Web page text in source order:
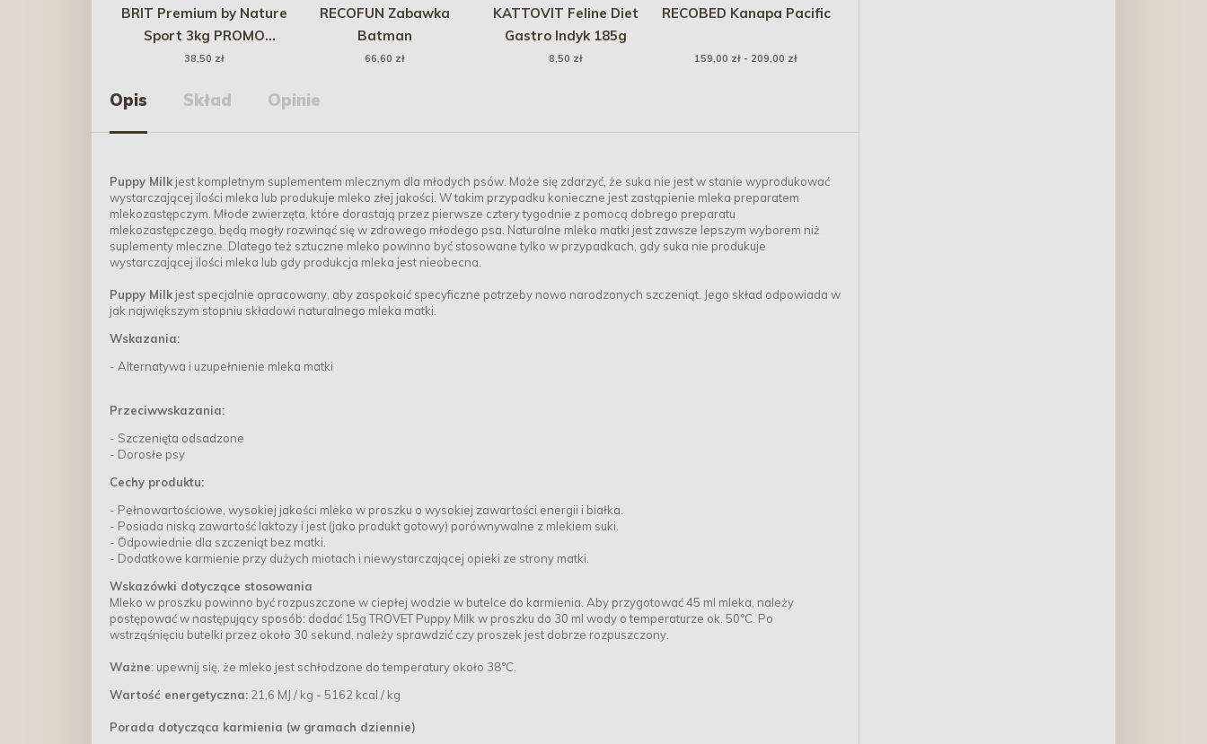
BRIT Premium by Nature
Sport 3kg PROMO
Uszkodzenie ubytek
38,50 zł
RECOFUN Zabawka
Batman
66,60 zł
KATTOVIT Feline Diet
Gastro Indyk 185g
8,50 zł
RECOBED Kanapa Pacific
159,00 zł - 209,00 zł
Opis Skład Opinie
Puppy Milk jest kompletnym suplementem mlecznym dla młodych psów. Może się zdarzyć, że suka nie jest w stanie wyprodukować
wystarczającej ilości mleka lub produkuje mleko złej jakości. W takim przypadku konieczne jest zastąpienie mleka preparatem
mlekozastępczym. Młode zwierzęta, które dorastają przez pierwsze cztery tygodnie z pomocą dobrego preparatu
mlekozastępczego, będą mogły rozwinąć się w zdrowego młodego psa. Naturalne mleko matki jest zawsze lepszym wyborem niż
suplementy mleczne. Dlatego też sztuczne mleko powinno być stosowane tylko w przypadkach, gdy suka nie produkuje
wystarczającej ilości mleka lub gdy produkcja mleka jest nieobecna.
Puppy Milk jest specjalnie opracowany, aby zaspokoić specyficzne potrzeby nowo narodzonych szczeniąt. Jego skład odpowiada w
jak największym stopniu składowi naturalnego mleka matki.
Wskazania:
- Alternatywa i uzupełnienie mleka matki
Przeciwwskazania:
- Szczenięta odsadzone
- Dorosłe psy
Cechy produktu:
- Pełnowartościowe, wysokiej jakości mleko w proszku o wysokiej zawartości energii i białka.
- Posiada niską zawartość laktozy i jest (jako produkt gotowy) porównywalne z mlekiem suki.
- Odpowiednie dla szczeniąt bez matki.
- Dodatkowe karmienie przy dużych miotach i niewystarczającej opieki ze strony matki.
Wskazówki dotyczące stosowania
Mleko w proszku powinno być rozpuszczone w ciepłej wodzie w butelce do karmienia. Aby przygotować 45 ml mleka, należy
postępować w następujący sposób: dodać 15g TROVET Puppy Milk w proszku do 30 ml wody o temperaturze ok. 50°C. Po
wstrząśnięciu butelki przez około 30 sekund, należy sprawdzić czy proszek jest dobrze rozpuszczony.
Ważne: upewnij się, że mleko jest schłodzone do temperatury około 38°C.
Wartość energetyczna: 21,6 MJ / kg - 5162 kcal / kg
Porada dotycząca karmienia (w gramach dziennie)